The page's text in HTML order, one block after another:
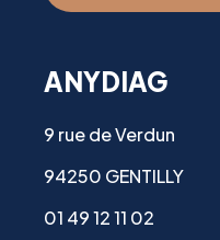
ANYDIAG
9 rue de Verdun
94250 GENTILLY
01 49 12 11 02